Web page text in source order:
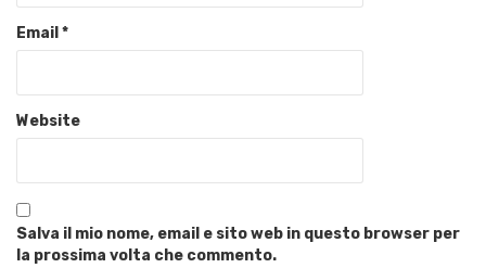
Email *
Website
Salva il mio nome, email e sito web in questo browser per
la prossima volta che commento.